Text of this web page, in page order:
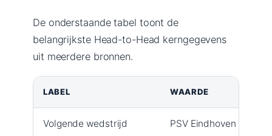
De onderstaande tabel toont de
belangrijkste Head-to-Head kerngegevens
uit meerdere bronnen.
LABEL WAARDE
Volgende wedstrijd PSV Eindhoven vs SC